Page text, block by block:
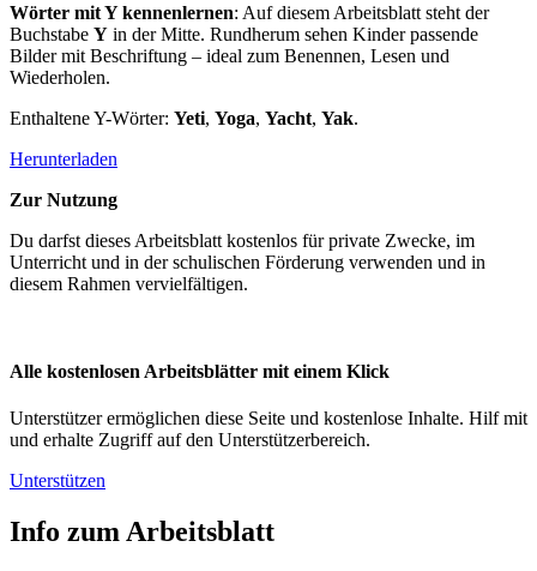
Wörter mit Y kennenlernen: Auf diesem Arbeitsblatt steht der
Buchstabe Y in der Mitte. Rundherum sehen Kinder passende
Bilder mit Beschriftung – ideal zum Benennen, Lesen und
Wiederholen.
Enthaltene Y-Wörter: Yeti, Yoga, Yacht, Yak.
Herunterladen
Zur Nutzung
Du darfst dieses Arbeitsblatt kostenlos für private Zwecke, im
Unterricht und in der schulischen Förderung verwenden und in
diesem Rahmen vervielfältigen.
Alle kostenlosen Arbeitsblätter mit einem Klick
Unterstützer ermöglichen diese Seite und kostenlose Inhalte. Hilf mit
und erhalte Zugriff auf den Unterstützerbereich.
Unterstützen
Info zum Arbeitsblatt